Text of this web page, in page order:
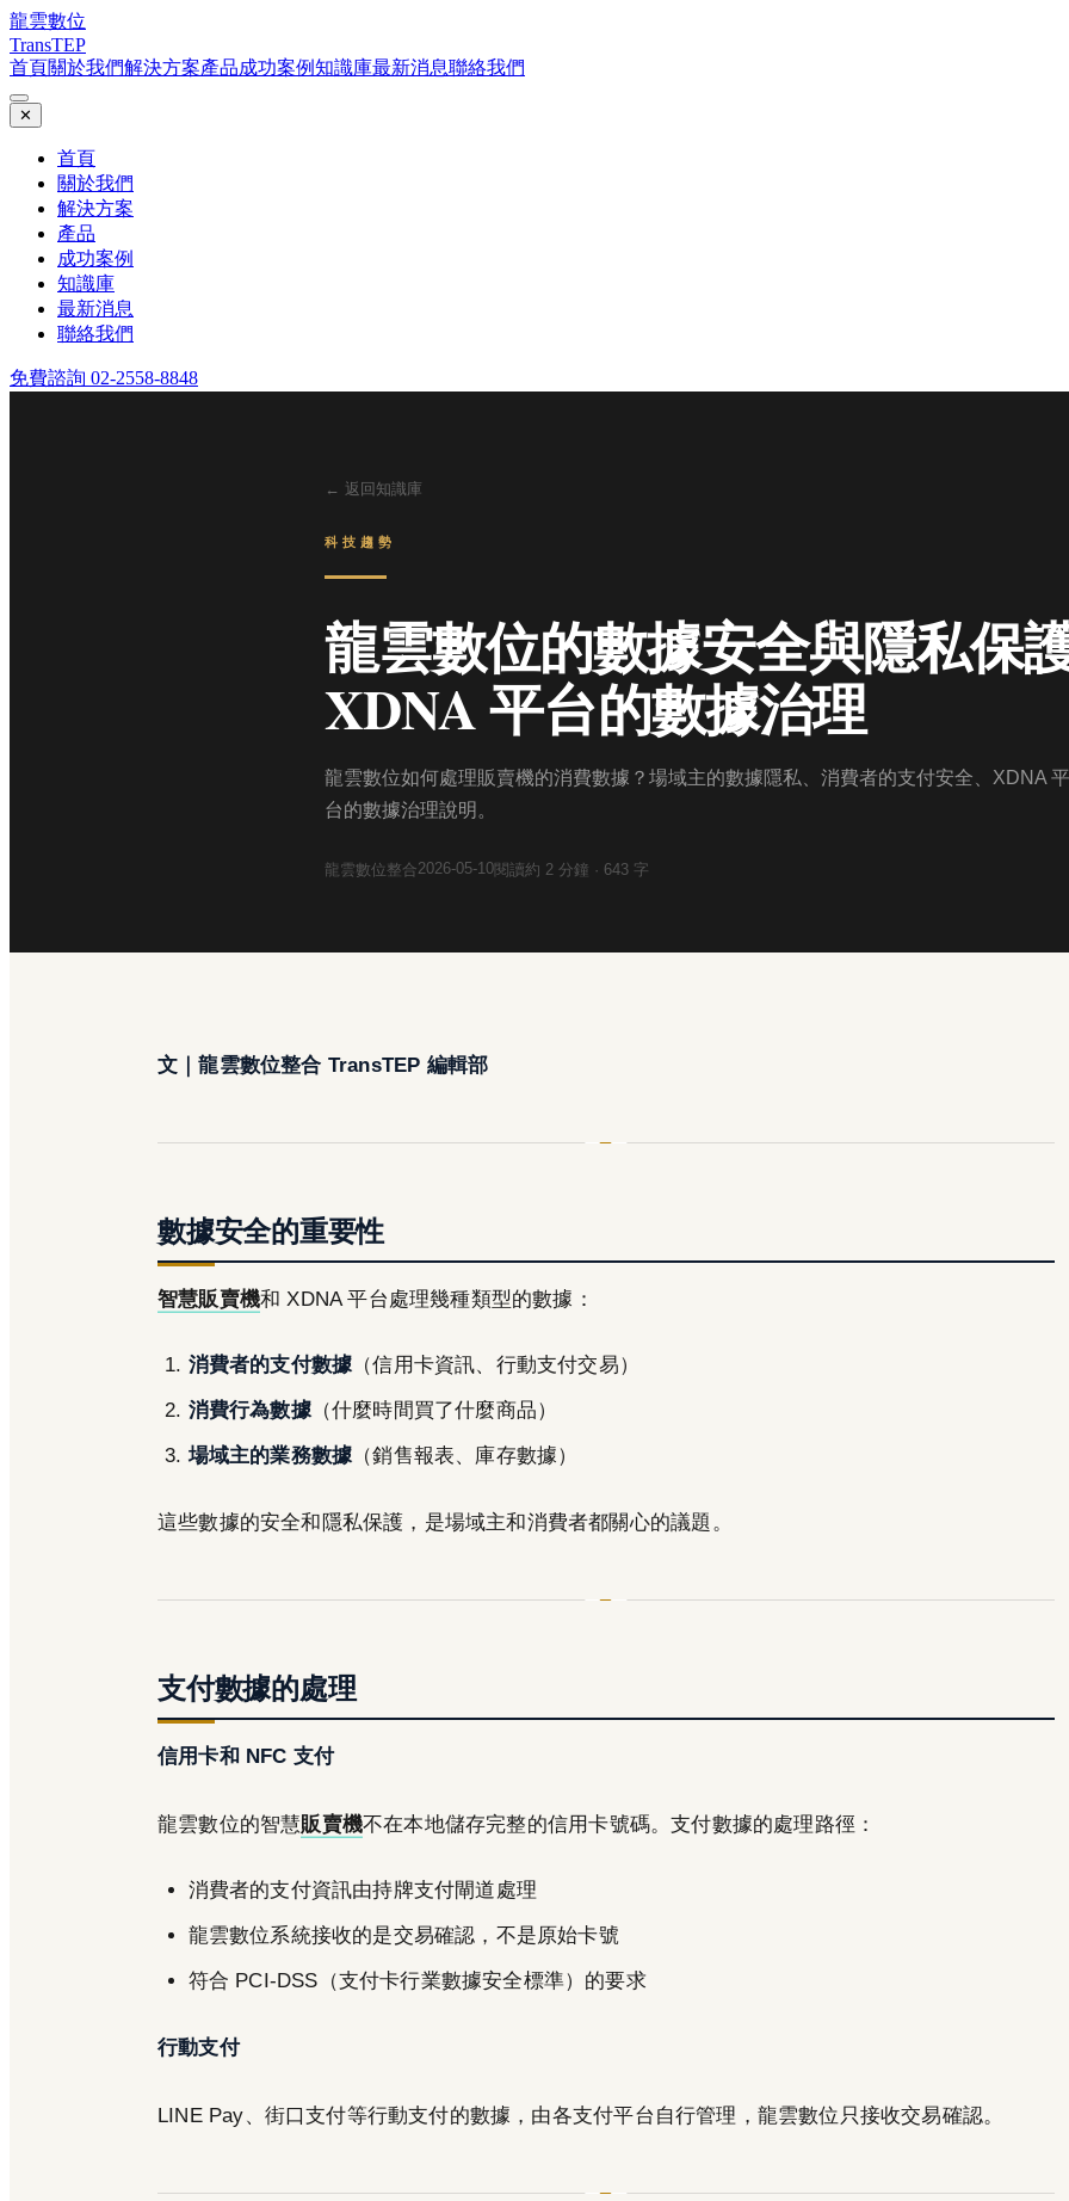
龍雲數位
TransTEP
首頁關於我們解決方案產品成功案例知識庫最新消息聯絡我們
✕
首頁
關於我們
解決方案
產品
成功案例
知識庫
最新消息
聯絡我們
免費諮詢 02-2558-8848
← 返回知識庫
科技趨勢
龍雲數位的數據安全與隱私保
XDNA 平台的數據治理
龍雲數位如何處理販賣機的消費數據？場域主的數據隱私、消費者的支付安全、XDNA 平
台的數據治理說明。
龍雲數位整合2026-05-10閱讀約 2 分鐘 · 643 字
文｜龍雲數位整合 TransTEP 編輯部
數據安全的重要性
智慧販賣機和 XDNA 平台處理幾種類型的數據：
消費者的支付數據（信用卡資訊、行動支付交易）
消費行為數據（什麼時間買了什麼商品）
場域主的業務數據（銷售報表、庫存數據）
這些數據的安全和隱私保護，是場域主和消費者都關心的議題。
支付數據的處理
信用卡和 NFC 支付
龍雲數位的智慧販賣機不在本地儲存完整的信用卡號碼。支付數據的處理路徑：
消費者的支付資訊由持牌支付閘道處理
龍雲數位系統接收的是交易確認，不是原始卡號
符合 PCI-DSS（支付卡行業數據安全標準）的要求
行動支付
LINE Pay、街口支付等行動支付的數據，由各支付平台自行管理，龍雲數位只接收交易確認。